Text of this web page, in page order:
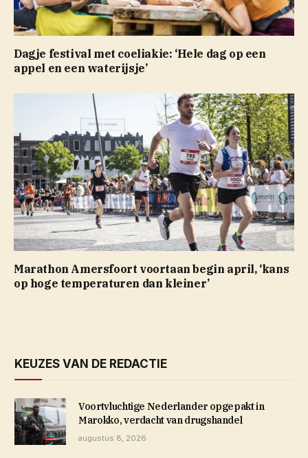
Dagje festival met coeliakie: ‘Hele dag op een
appel en een waterijsje’
Marathon Amersfoort voortaan begin april, ‘kans
op hoge temperaturen dan kleiner’
KEUZES VAN DE REDACTIE
Voortvluchtige Nederlander opgepakt in
Marokko, verdacht van drugshandel
augustus 8, 2026